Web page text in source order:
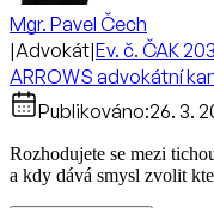
Mgr. Pavel Čech
|Advokát|Ev. č. ČAK
ARROWS advokátní
Publikováno:26. 3.
Rozhodujete se mezi
a kdy dává smysl zvolit